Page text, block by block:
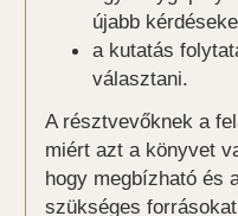
újabb
a kutatás
választani.
A résztvevőknek a
miért azt a könyvet
hogy megbízható és
szükséges